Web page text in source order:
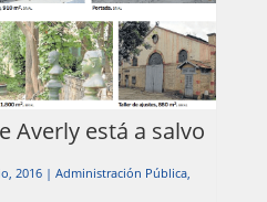
Averly está a salvo
2016| Administración Pública,